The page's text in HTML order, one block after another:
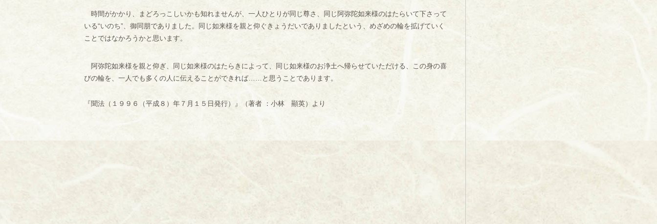
時間がかかり、まどろっこしいかも知れませんが、一人ひとりが同じ尊さ、同じ阿弥陀如来様のはたらいて下さって
いる“いのち”、御同朋でありました。同じ如来様を親と仰ぐきょうだいでありましたという、めざめの輪を拡げていく
ことではなかろうかと思います。
阿弥陀如来様を親と仰ぎ、同じ如来様のはたらきによって、同じ如来様のお浄土へ帰らせていただける、この身の喜
びの輪を、一人でも多くの人に伝えることができれば……と思うことであります。
『聞法（１９９６（平成８）年７月１５日発行）』（著者 ：小林 顯英）より